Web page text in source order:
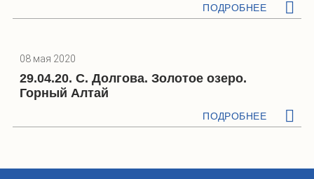
ПОДРОБНЕЕ
08 мая 2020
29.04.20. С. Долгова. Золотое озеро.
Горный Алтай
ПОДРОБНЕЕ